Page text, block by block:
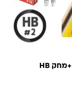
עפרונות אורטופדיים +מחק HB